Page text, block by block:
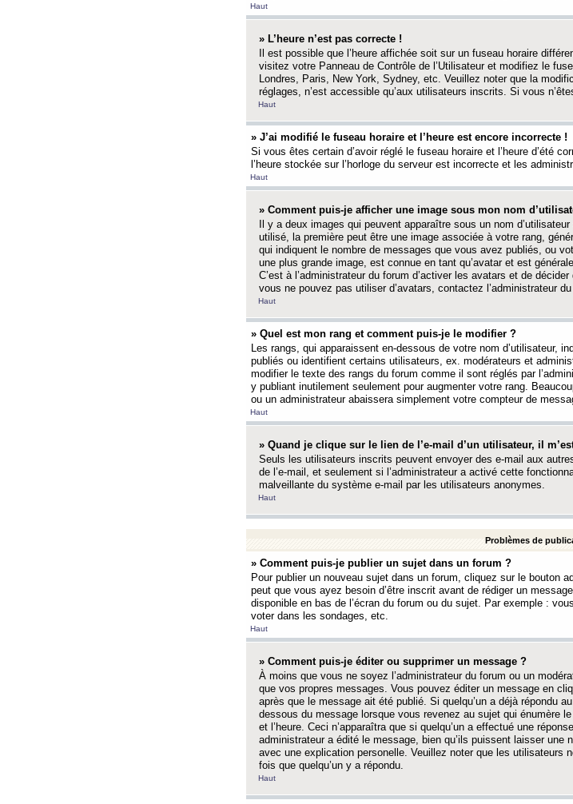
Haut
» L’heure n’est pas correcte !
Il est possible que l’heure affichée soit sur un fuseau horaire
visitez votre Panneau de Contrôle de l’Utilisateur et modifiez le
Londres, Paris, New York, Sydney, etc. Veuillez noter que la
réglages, n’est accessible qu’aux utilisateurs inscrits. Si vous
Haut
» J’ai modifié le fuseau horaire et l’heure est encore incorrecte !
Si vous êtes certain d’avoir réglé le fuseau horaire et l’heure d’été
l’heure stockée sur l’horloge du serveur est incorrecte et les
Haut
» Comment puis-je afficher une image sous mon nom
Il y a deux images qui peuvent apparaître sous un nom
utilisé, la première peut être une image associée à votre rang,
qui indiquent le nombre de messages que vous avez publiés, ou
une plus grande image, est connue en tant qu’avatar et est
C’est à l’administrateur du forum d’activer les avatars et de
vous ne pouvez pas utiliser d’avatars, contactez l’administrateur
Haut
» Quel est mon rang et comment puis-je le modifier ?
Les rangs, qui apparaissent en-dessous de votre nom d’utilisateur,
publiés ou identifient certains utilisateurs, ex. modérateurs et
modifier le texte des rangs du forum comme il sont réglés par
y publiant inutilement seulement pour augmenter votre rang.
ou un administrateur abaissera simplement votre compteur de
Haut
» Quand je clique sur le lien de l’e-mail d’un utilisateur, il
Seuls les utilisateurs inscrits peuvent envoyer des e-mail aux
de l’e-mail, et seulement si l’administrateur a activé cette
malveillante du système e-mail par les utilisateurs anonymes.
Haut
Problèmes de
» Comment puis-je publier un sujet dans un forum ?
Pour publier un nouveau sujet dans un forum, cliquez sur le bouton
peut que vous ayez besoin d’être inscrit avant de rédiger un
disponible en bas de l’écran du forum ou du sujet. Par exemple :
voter dans les sondages, etc.
Haut
» Comment puis-je éditer ou supprimer un message ?
À moins que vous ne soyez l’administrateur du forum ou un
que vos propres messages. Vous pouvez éditer un message en
après que le message ait été publié. Si quelqu’un a déjà répondu
dessous du message lorsque vous revenez au sujet qui énumère
et l’heure. Ceci n’apparaîtra que si quelqu’un a effectué une
administrateur a édité le message, bien qu’ils puissent laisser une
avec une explication personelle. Veuillez noter que les utilisateurs
fois que quelqu’un y a répondu.
Haut